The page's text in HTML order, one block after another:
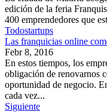
edición de la feria
400 emprendedores que
Todostartups
Las franquicias online
Febr 8, 2016
En estos tiempos, los
obligación de renovarnos
oportunidad de negocio.
cada vez...
Siguiente